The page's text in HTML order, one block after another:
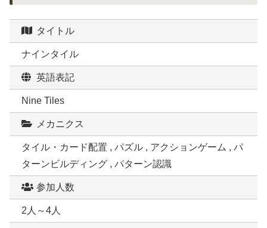
タイトル
ナインタイル
英語表記
Nine Tiles
メカニクス
タイル・カード配置 , パズル , アクションゲーム , パ
ターンビルディング , パターン認識
参加人数
2人～4人